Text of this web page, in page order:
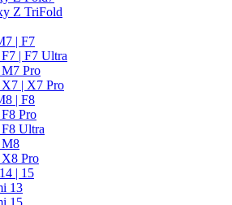
Z TriFold
| F7
| F7 Ultra
Pro
X7 | X7 Pro
| F8
Pro
Ultra
M8
X8 Pro
| 15
13